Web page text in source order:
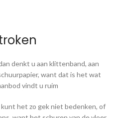
denkt u aan klittenband, aan
want dat is het wat
vindt u ruim
het zo gek niet bedenken, of